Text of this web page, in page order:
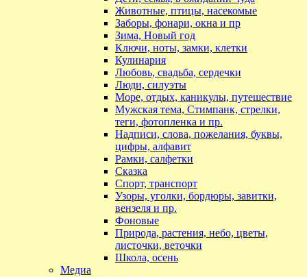
Животные, птицы, насекомые
Заборы, фонари, окна и пр
Зима, Новый год
Ключи, ноты, замки, клетки
Кулинария
Любовь, свадьба, сердечки
Люди, силуэты
Море, отдых, каникулы, путешествие
Мужская тема, Стимпанк, стрелки,
теги, фотопленка и пр.
Надписи, слова, пожелания, буквы,
цифры, алфавит
Рамки, салфетки
Сказка
Спорт, транспорт
Узоры, уголки, бордюры, завитки,
вензеля и пр.
Фоновые
Природа, растения, небо, цветы,
листочки, веточки
Школа, осень
Медиа